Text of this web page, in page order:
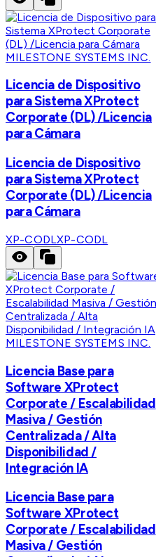
MILESTONE SYSTEMS INC.
Licencia de Dispositivo
para Sistema XProtect
Corporate (DL) /Licencia
para Cámara
Licencia de Dispositivo
para Sistema XProtect
Corporate (DL) /Licencia
para Cámara
XP-CODLXP-CODL
MILESTONE SYSTEMS INC.
Licencia Base para
Software XProtect
Corporate / Escalabilidad
Masiva / Gestión
Centralizada / Alta
Disponibilidad /
Integración IA
Licencia Base para
Software XProtect
Corporate / Escalabilidad
Masiva / Gestión